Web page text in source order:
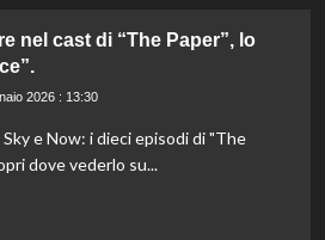
nel cast di “The Paper”, lo
2026 : 13:30
e Now: i dieci episodi di "The
dove vederlo su...